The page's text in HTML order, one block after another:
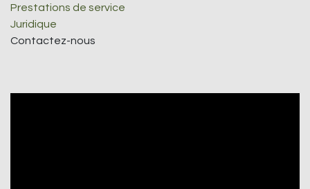
Prestations de service
Juridique
Contactez-nous